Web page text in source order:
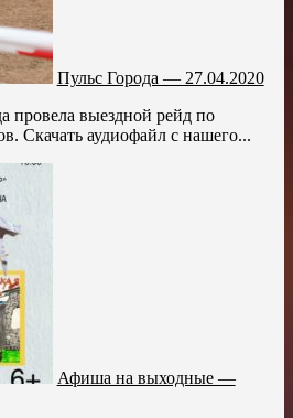
Пульс Города — 27.04.2020
провела выездной рейд по
Скачать аудиофайл с нашего...
Афиша на выходные —